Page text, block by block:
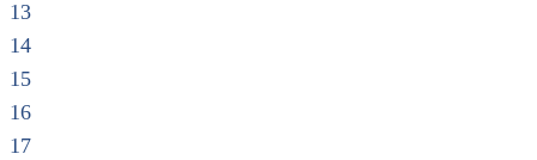
13
14
15
16
17